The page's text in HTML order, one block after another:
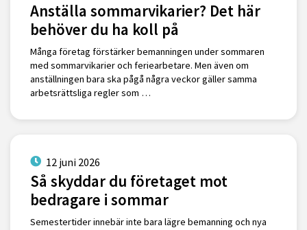
Anställa sommarvikarier? Det här
behöver du ha koll på
Många företag förstärker bemanningen under sommaren
med sommarvikarier och feriearbetare. Men även om
anställningen bara ska pågå några veckor gäller samma
arbetsrättsliga regler som …
12 juni 2026
Så skyddar du företaget mot
bedragare i sommar
Semestertider innebär inte bara lägre bemanning och nya